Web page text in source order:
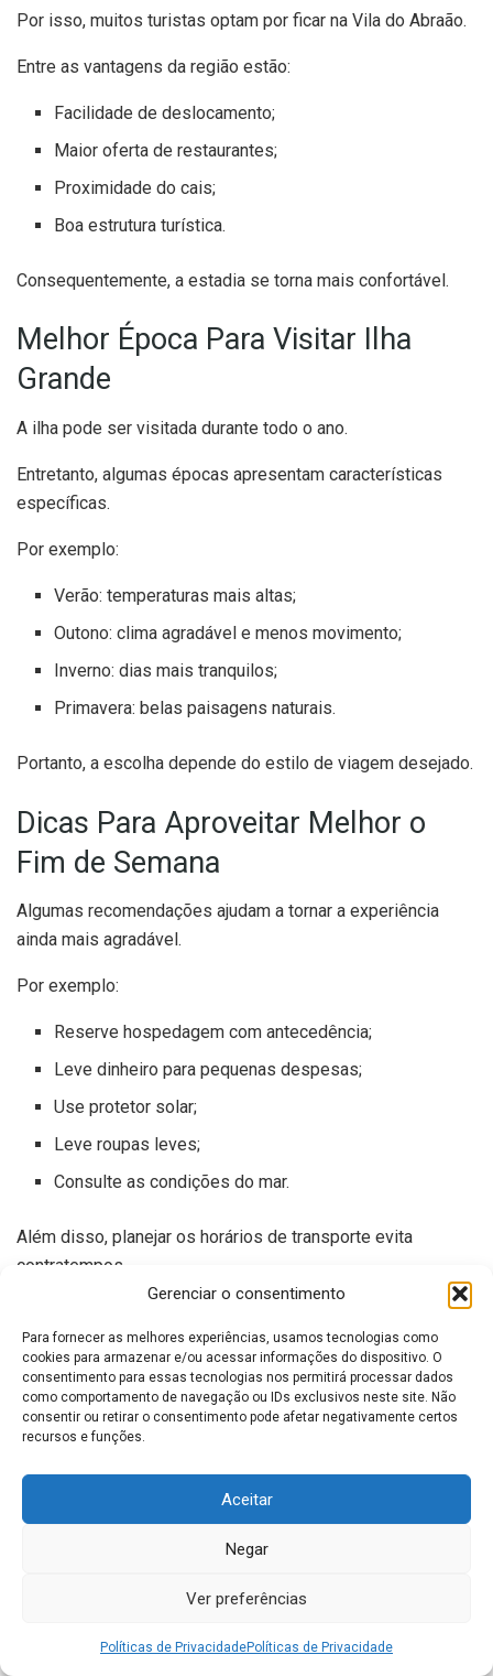
Gerenciar o consentimento
Para fornecer as melhores experiências, usamos tecnologias como
cookies para armazenar e/ou acessar informações do dispositivo. O
consentimento para essas tecnologias nos permitirá processar dados
como comportamento de navegação ou IDs exclusivos neste site. Não
consentir ou retirar o consentimento pode afetar negativamente certos
recursos e funções.
Aceitar
Negar
Ver preferências
Políticas de PrivacidadePolíticas de Privacidade
Por isso, muitos turistas optam por ficar na Vila do Abraão.
Entre as vantagens da região estão:
Facilidade de deslocamento;
Maior oferta de restaurantes;
Proximidade do cais;
Boa estrutura turística.
Consequentemente, a estadia se torna mais confortável.
Melhor Época Para Visitar Ilha
Grande
A ilha pode ser visitada durante todo o ano.
Entretanto, algumas épocas apresentam características
específicas.
Por exemplo:
Verão: temperaturas mais altas;
Outono: clima agradável e menos movimento;
Inverno: dias mais tranquilos;
Primavera: belas paisagens naturais.
Portanto, a escolha depende do estilo de viagem desejado.
Dicas Para Aproveitar Melhor o
Fim de Semana
Algumas recomendações ajudam a tornar a experiência
ainda mais agradável.
Por exemplo:
Reserve hospedagem com antecedência;
Leve dinheiro para pequenas despesas;
Use protetor solar;
Leve roupas leves;
Consulte as condições do mar.
Além disso, planejar os horários de transporte evita
contratempos.
Gastos Que Devem Entrar no
Planejamento
Antes da viagem, vale organizar um orçamento básico.
Planejamento
Reserva antecipada
Escunas e lanchas